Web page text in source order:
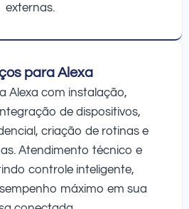
externas.
para Alexa
Alexa com instalação,
de dispositivos,
criação de rotinas e
Atendimento técnico e
controle inteligente,
máximo em sua